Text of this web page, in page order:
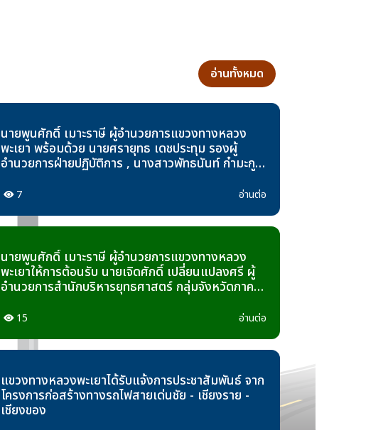
อ่านทั้งหมด
นายพูนศักดิ์ เมาะราษี ผู้อำนวยการแขวงทางหลวง
พะเยา พร้อมด้วย นายศรายุทธ เดชประทุม รองผู้
อำนวยการฝ่ายปฏิบัติการ , นางสาวพัทธนันท์ ก๋ามะกูล
รักษาศักดิ์ รองผู้อำนวยการฝ่ายบริหารงานทั่วไป
สอบที่ 2 และคณะสำนักงานตรวจสอบภายใน กรม
ทางหลวงพะเยา ระหว่างวันที่ 14 - 24 กรกฎาคม
2569
7 อ่านต่อ
นายพูนศักดิ์ เมาะราษี ผู้อำนวยการแขวงทางหลวง
พะเยาให้การต้อนรับ นายเจิดศักดิ์ เปลี่ยนแปลงศรี ผู้
อำนวยการสำนักบริหารยุทธศาสตร์ กลุ่มจังหวัดภาค
บริหารโครงการภายใต้พระราชบัญญัติงบประมาณราย
ตอนบน (เชียงราย พะเยา แพร่ และน่าน) ณ สโมสร
15 อ่านต่อ
แขวงทางหลวงพะเยาได้รับแจ้งการประชาสัมพันธ์ จาก
โครงการก่อสร้างทางรถไฟสายเด่นชัย - เชียงราย -
เชียงของ